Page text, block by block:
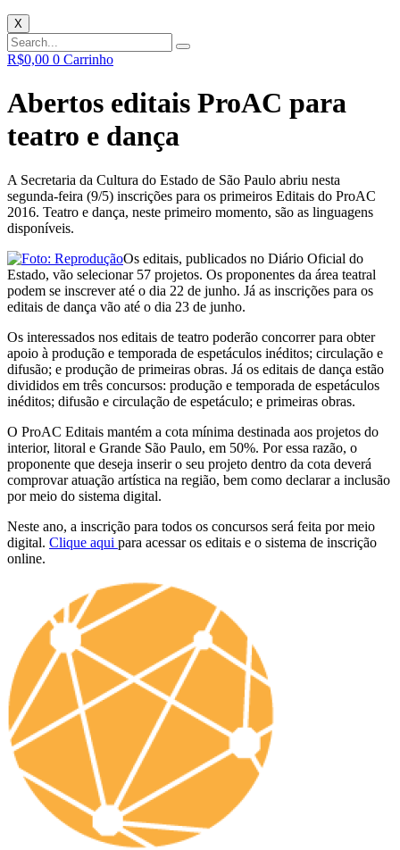
X
R$0,00 0 Carrinho
Abertos editais ProAC para
teatro e dança
A Secretaria da Cultura do Estado de São Paulo abriu nesta
segunda-feira (9/5) inscrições para os primeiros Editais do ProAC
2016. Teatro e dança, neste primeiro momento, são as linguagens
disponíveis.
Os editais, publicados no Diário Oficial do
Estado, vão selecionar 57 projetos. Os proponentes da área teatral
podem se inscrever até o dia 22 de junho. Já as inscrições para os
editais de dança vão até o dia 23 de junho.
Os interessados nos editais de teatro poderão concorrer para obter
apoio à produção e temporada de espetáculos inéditos; circulação e
difusão; e produção de primeiras obras. Já os editais de dança estão
divididos em três concursos: produção e temporada de espetáculos
inéditos; difusão e circulação de espetáculo; e primeiras obras.
O ProAC Editais mantém a cota mínima destinada aos projetos do
interior, litoral e Grande São Paulo, em 50%. Por essa razão, o
proponente que deseja inserir o seu projeto dentro da cota deverá
comprovar atuação artística na região, bem como declarar a inclusão
por meio do sistema digital.
Neste ano, a inscrição para todos os concursos será feita por meio
digital. Clique aqui para acessar os editais e o sistema de inscrição
online.